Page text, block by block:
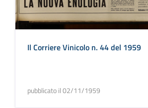
Il Corriere Vinicolo n. 44 del 1959
pubblicato il 02/11/1959